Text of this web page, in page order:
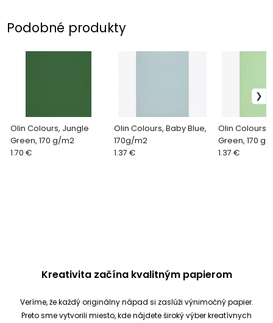
Podobné produkty
Olin Colours, Jungle
Green, 170 g/m2
1.70 €
Olin Colours, Baby Blue,
170g/m2
1.37 €
Olin Colours,
Green, 170 g/
1.37 €
Kreativita začína kvalitným papierom
Veríme, že každý originálny nápad si zaslúži výnimočný papier.
Preto sme vytvorili miesto, kde nájdete široký výber kreatívnych